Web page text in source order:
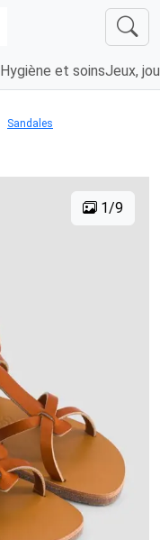
Hygiène et soinsJeux,
Sandales
1/9